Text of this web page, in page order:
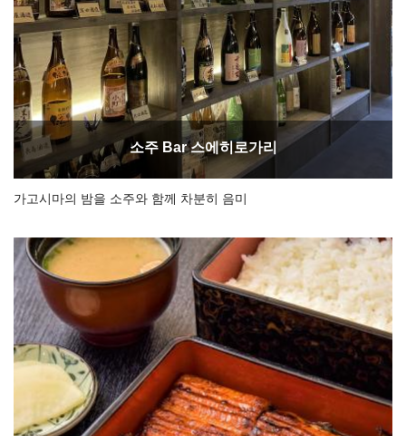
소주 Bar 스에히로가리
가고시마의 밤을 소주와 함께 차분히 음미